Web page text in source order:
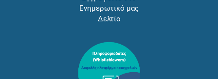
Ενημερωτικό μας
Δελτίο